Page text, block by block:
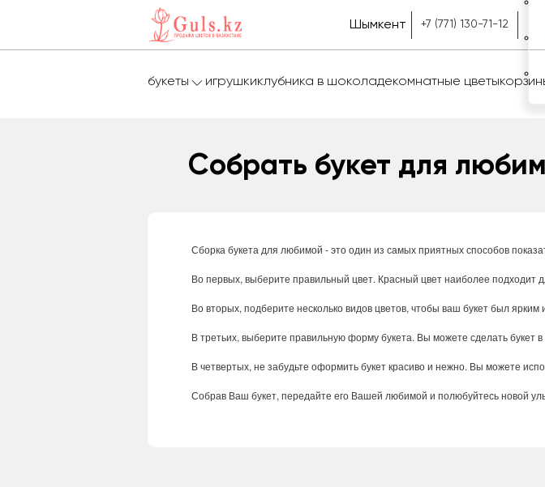
Шымкент +7 (771) 130-71-12
букеты игрушкиклубника в шоколадекомнатные цветы
Собрать букет для
Сборка букета для любимой -этоодин из самыхприятныхспособов
Вопервых, выберите правильный цвет. Красный цветнаиболее подходит
Вовторых, подберите нескольковидовцветов, чтобы ваш букетбылярким
Втретьих, выберите правильнуюформубукета. Вы можете сделатьбукетв
Вчетвертых, не забудьте оформитьбукеткрасивои нежно. Вы можете
Собрав Ваш букет, передайте его Вашей любимой и полюбуйтесьновой